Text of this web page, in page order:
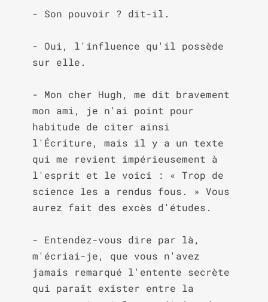
- Son pouvoir ? dit-il.
- Oui, l'influence qu'il possède
sur elle.
- Mon cher Hugh, me dit bravement
mon ami, je n'ai point pour
habitude de citer ainsi
l'Écriture, mais il y a un texte
qui me revient impérieusement à
l'esprit et le voici : « Trop de
science les a rendus fous. » Vous
aurez fait des excès d'études.
- Entendez-vous dire par là,
m'écriai-je, que vous n'avez
jamais remarqué l'entente secrète
qui paraît exister entre la